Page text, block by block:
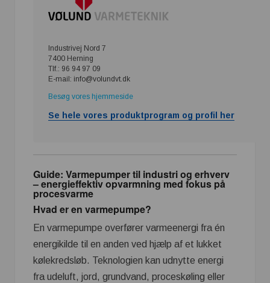
Industrivej Nord 7
7400 Herning
Tlf.: 96 94 97 09
E-mail: info@volundvt.dk
Besøg vores hjemmeside
Se hele vores produktprogram og profil her
Guide: Varmepumper til industri og erhverv
– energieffektiv opvarmning med fokus på
procesvarme
Hvad er en varmepumpe?
En varmepumpe overfører varmeenergi fra én
energikilde til en anden ved hjælp af et lukket
kølekredsløb. Teknologien kan udnytte energi
fra udeluft, jord, grundvand, proceskøling eller